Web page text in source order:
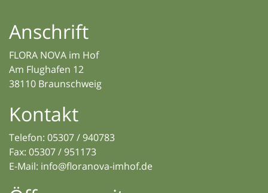
Anschrift
FLORA NOVA im Hof
Am Flughafen 12
38110 Braunschweig
Kontakt
Telefon: 05307 / 940783
Fax: 05307 / 951173
E-Mail: info@floranova-imhof.de